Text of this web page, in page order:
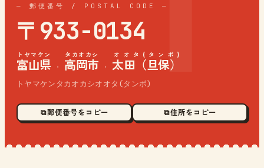
— 郵便番号 / POSTAL CODE —
〒933-0134
富山県
トヤマケン
· 高岡市
タカオカシ
· 太田（旦保）
オオタ(タンボ)
トヤマケンタカオカシオオタ(タンボ)
⧉ 郵便番号をコピー ⧉ 住所をコピー